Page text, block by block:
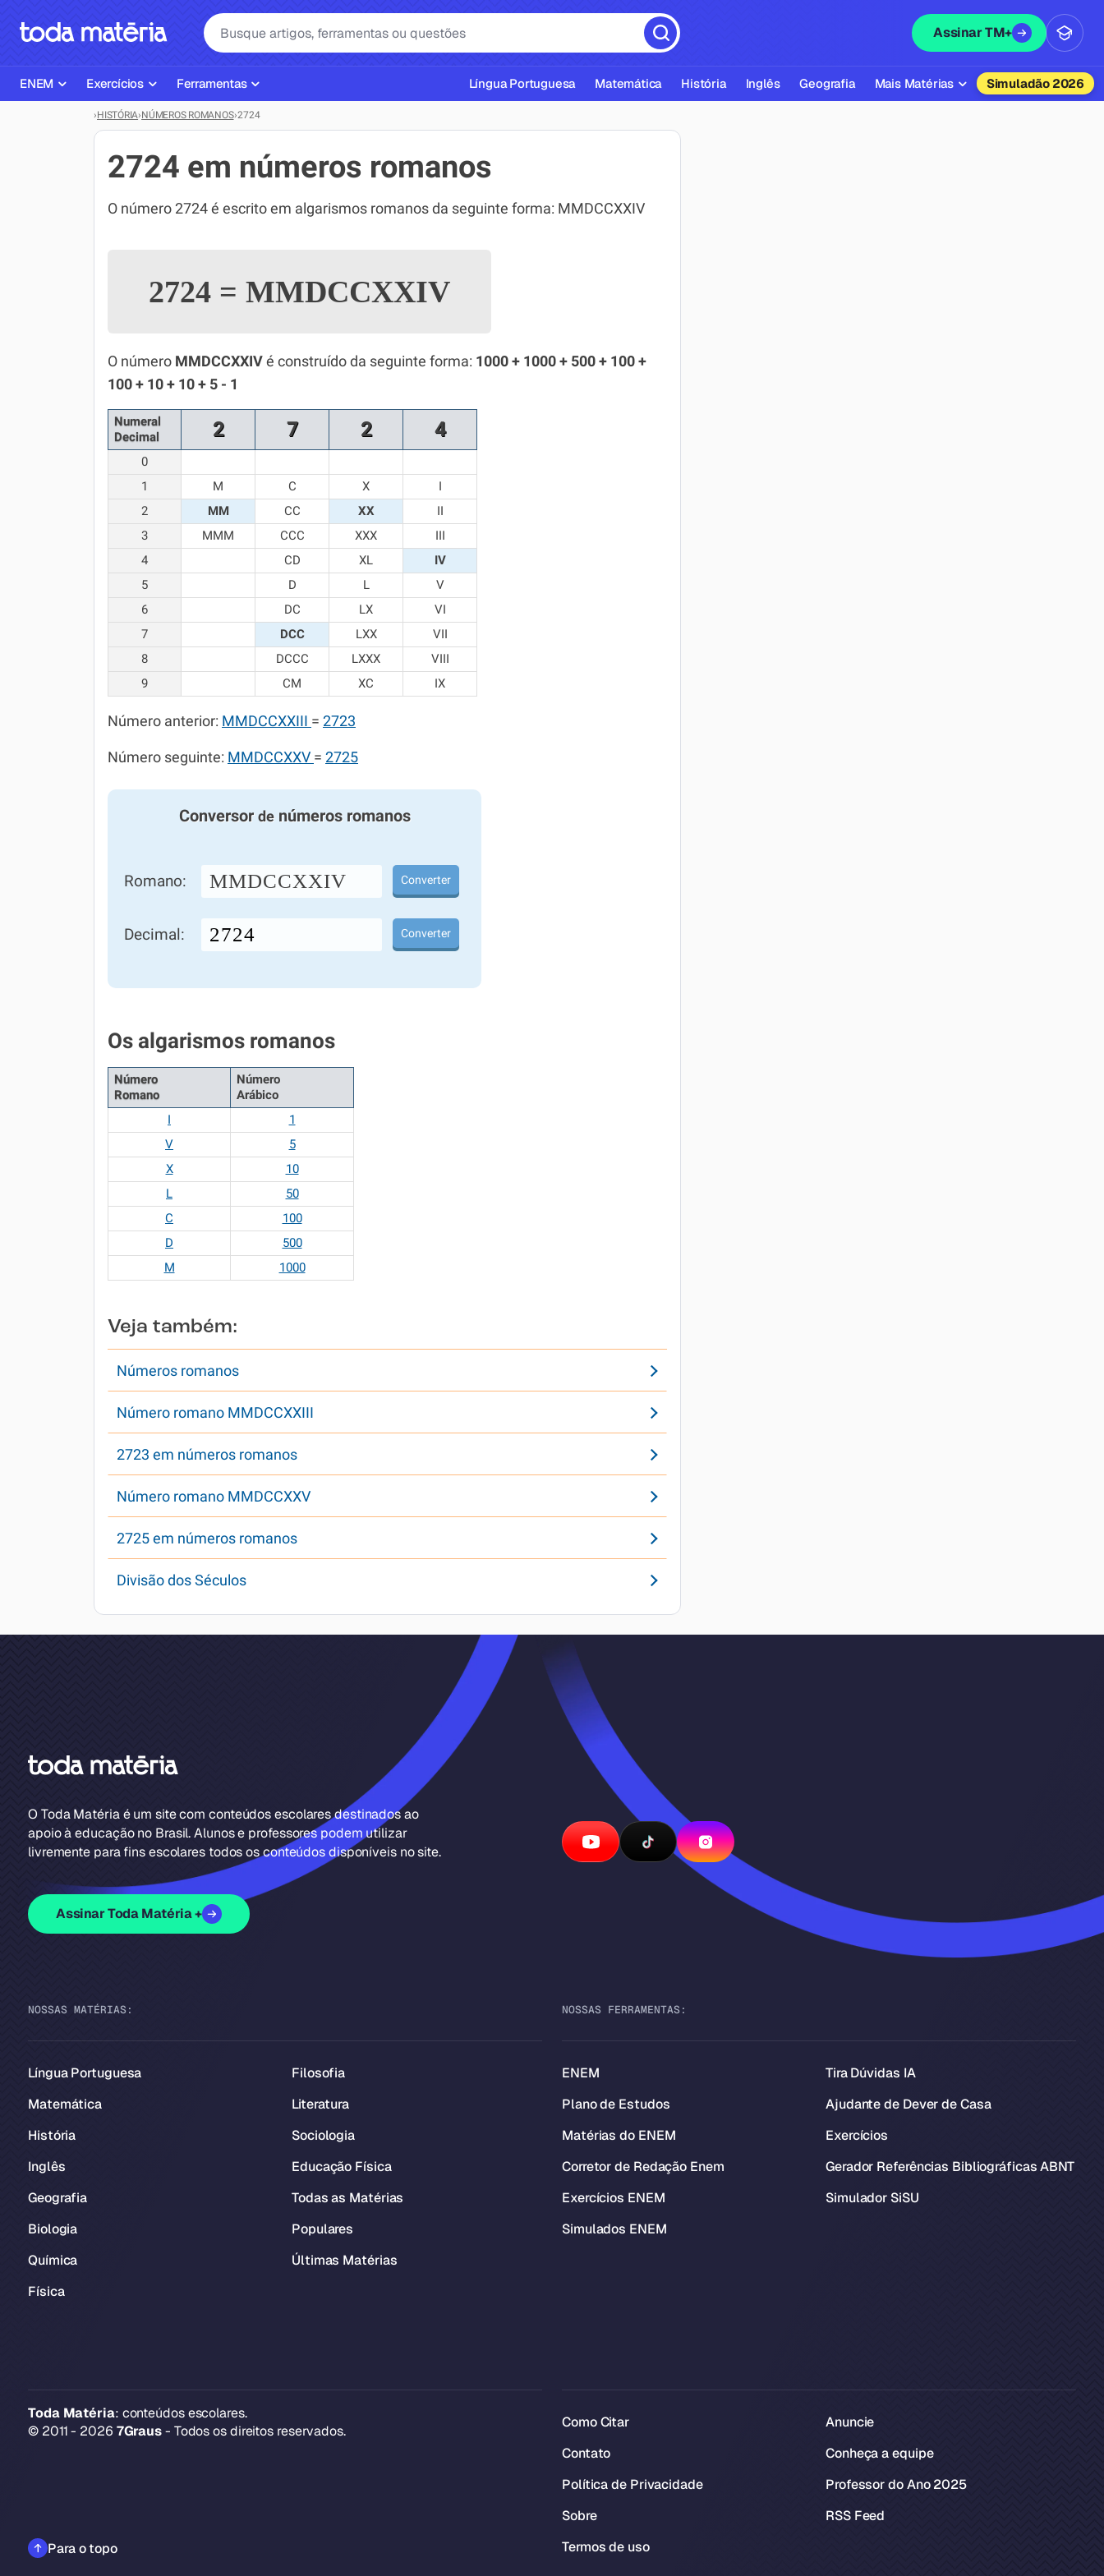
Assinar TM+
ENEM
Página Inicial ENEM
Plano de Estudos
Corretor de Redação
Exercícios
ENEM
Matemática
História
Química
Todos os Exercícios
Ferramentas
Ajudante de Dever de Casa
Corretor de Redação
Gerador Referências Bibliográficas ABNT
Língua Portuguesa Matemática História Inglês Geografia Mais Matérias Simuladão 2026
›HISTÓRIA›NÚMEROS ROMANOS›2724
2724 em números romanos
O número 2724 é escrito em algarismos romanos da seguinte forma: MMDCCXXIV
2724 = MMDCCXXIV
O número MMDCCXXIV é construído da seguinte forma: 1000 + 1000 + 500 + 100 +
100 + 10 + 10 + 5 - 1
Numeral
Decimal
2 7 2 4
0
1
M C X
I
2
MM CC XX
II
3
MMM CCC XXX
III
4
CD XL
IV
5
D L
V
6
DC LX
VI
7
DCC LXX
VII
8
DCCC LXXX
VIII
9
CM XC IX
Número anterior: MMDCCXXIII = 2723
Número seguinte: MMDCCXXV = 2725
Conversor denúmeros romanos
Romano: MMDCCXXIV Converter
Decimal: Converter
Os algarismos romanos
Número
Romano
Número
Arábico
I
1
V
5
X
10
L
50
C
100
D
500
M
1000
Veja também:
Números romanos
Número romano MMDCCXXIII
2723 em números romanos
Número romano MMDCCXXV
2725 em números romanos
Divisão dos Séculos
O Toda Matéria é um site com conteúdos escolares destinados ao
apoio à educação no Brasil. Alunos e professores podem utilizar
livremente para fins escolares todos os conteúdos disponíveis no site.
Assinar Toda Matéria +
NOSSAS MATÉRIAS:
Língua Portuguesa
Matemática
História
Inglês
Geografia
Biologia
Química
Física
Filosofia
Literatura
Sociologia
Educação Física
Todas as Matérias
Populares
Últimas Matérias
NOSSAS FERRAMENTAS:
ENEM
Plano de Estudos
Matérias do ENEM
Corretor de Redação Enem
Exercícios ENEM
Simulados ENEM
Tira Dúvidas IA
Ajudante de Dever de Casa
Exercícios
Gerador Referências Bibliográficas ABNT
Simulador SiSU
Toda Matéria: conteúdos escolares.
© 2011 - 2026 7Graus- Todos os direitos reservados.
Para o topo
Como Citar
Contato
Política de Privacidade
Sobre
Termos de uso
Anuncie
Conheça a equipe
Professor do Ano 2025
RSS Feed